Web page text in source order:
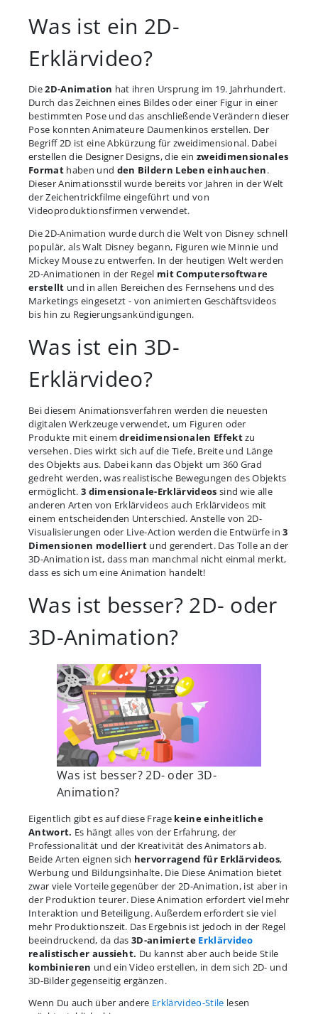
Was ist ein 2D-
Erklärvideo?
Die2D-Animation hat ihren Ursprung im 19. Jahrhundert.
Durch das Zeichnen eines Bildes oder einer Figur in einer
bestimmten Pose und das anschließende Verändern dieser
Pose konnten Animateure Daumenkinos erstellen. Der
Begriff 2D ist eine Abkürzung für zweidimensional. Dabei
erstellen die Designer Designs, die ein zweidimensionales
Format haben und den Bildern Leben einhauchen.
Dieser Animationsstil wurde bereits vor Jahren in der Welt
der Zeichentrickfilme eingeführt und von
Videoproduktionsfirmen verwendet.
Die 2D-Animation wurde durch die Welt von Disney schnell
populär, als Walt Disney begann, Figuren wie Minnie und
Mickey Mouse zu entwerfen. In der heutigen Welt werden
2D-Animationen in der Regel mit Computersoftware
erstellt und in allen Bereichen des Fernsehens und des
Marketings eingesetzt - von animierten Geschäftsvideos
bis hin zu Regierungsankündigungen.
Was ist ein 3D-
Erklärvideo?
Bei diesem Animationsverfahren werden die neuesten
digitalen Werkzeuge verwendet, um Figuren oder
Produkte mit einemdreidimensionalen Effektzu
versehen. Dies wirkt sich auf die Tiefe, Breite und Länge
des Objekts aus. Dabei kann das Objekt um 360 Grad
gedreht werden, was realistische Bewegungen des Objekts
ermöglicht. 3 dimensionale-Erklärvideos sind wie alle
anderen Arten von Erklärvideos auch Erklärvideos mit
einem entscheidenden Unterschied. Anstelle von 2D-
Visualisierungen oder Live-Action werden die Entwürfe in3
Dimensionen modelliert und gerendert. Das Tolle an der
3D-Animation ist, dass man manchmal nicht einmal merkt,
dass es sich um eine Animation handelt!
Was ist besser? 2D- oder
3D-Animation?
Was ist besser? 2D- oder 3D-
Animation?
Eigentlich gibt es auf diese Frage keine einheitliche
Antwort. Es hängt alles von der Erfahrung, der
Professionalität und der Kreativität des Animators ab.
Beide Arten eignen sich hervorragend für Erklärvideos,
Werbung und Bildungsinhalte. Die Diese Animation bietet
zwar viele Vorteile gegenüber der 2D-Animation, ist aber in
der Produktion teurer. Diese Animation erfordert viel mehr
Interaktion und Beteiligung. Außerdem erfordert sie viel
mehr Produktionszeit. Das Ergebnis ist jedoch in der Regel
beeindruckend, da das3D-animierte Erklärvideo
realistischer aussieht. Du kannst aber auch beide Stile
kombinieren und ein Video erstellen, in dem sich 2D- und
3D-Bilder gegenseitig ergänzen.
Wenn Du auch über andere Erklärvideo-Stile lesen